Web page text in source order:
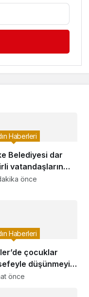
Belediyesi dar
vatandaşların
güldürdü
Haberleri
önce
çocuklar
düşünmeyi
Haberleri
önce